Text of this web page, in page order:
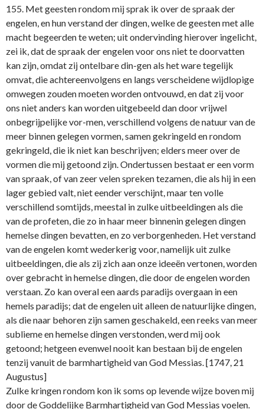
155. Met geesten rondom mij sprak ik over de spraak der
engelen, en hun verstand der dingen, welke de geesten met alle
macht begeerden te weten; uit ondervinding hierover ingelicht,
zei ik, dat de spraak der engelen voor ons niet te doorvatten
kan zijn, omdat zij ontelbare din-gen als het ware tegelijk
omvat, die achtereenvolgens en langs verscheidene wijdlopige
omwegen zouden moeten worden ontvouwd, en dat zij voor
ons niet anders kan worden uitgebeeld dan door vrijwel
onbegrijpelijke vor-men, verschillend volgens de natuur van de
meer binnen gelegen vormen, samen gekringeld en rondom
gekringeld, die ik niet kan beschrijven; elders meer over de
vormen die mij getoond zijn. Ondertussen bestaat er een vorm
van spraak, of van zeer velen spreken tezamen, die als hij in een
lager gebied valt, niet eender verschijnt, maar ten volle
verschillend somtijds, meestal in zulke uitbeeldingen als die
van de profeten, die zo in haar meer binnenin gelegen dingen
hemelse dingen bevatten, en zo verborgenheden. Het verstand
van de engelen komt wederkerig voor, namelijk uit zulke
uitbeeldingen, die als zij zich aan onze ideeën vertonen, worden
over gebracht in hemelse dingen, die door de engelen worden
verstaan. Zo kan overal een aards paradijs overgaan in een
hemels paradijs; dat de engelen uit alleen de natuurlijke dingen,
als die naar behoren zijn samen geschakeld, een reeks van meer
sublieme en hemelse dingen verstonden, werd mij ook
getoond; hetgeen evenwel nooit kan bestaan bij de engelen
tenzij vanuit de barmhartigheid van God Messias. [1747, 21
Augustus]
Zulke kringen rondom kon ik soms op levende wijze boven mij
door de Goddelijke Barmhartigheid van God Messias voelen.